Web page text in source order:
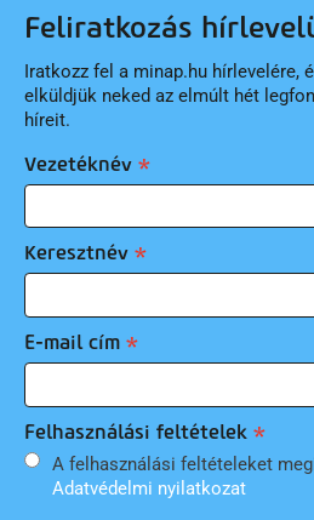
Feliratkozás
Iratkozz fel a minap.hu hírlevelére,
elküldjük neked az elmúlt hét
híreit.
Vezetéknév
Keresztnév
E-mail cím
Felhasználási feltételek
A felhasználási feltételeket
Adatvédelmi nyilatkozat